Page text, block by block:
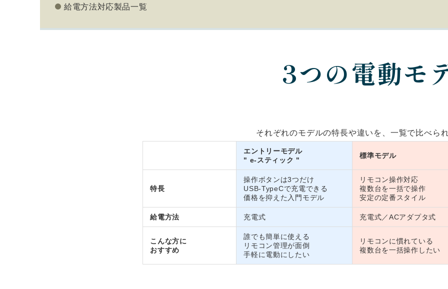
給電方法対応製品一覧
3つの電動モ
それぞれのモデルの特長や違いを、一覧で比べら
エントリーモデル
" e-スティック "
標準モデル
特長
操作ボタンは3つだけ
USB-TypeCで充電できる
価格を抑えた入門モデル
リモコン操作対応
複数台を一括で操作
安定の定番スタイル
給電方法 充電式 充電式／ACアダプタ式
こんな方に
おすすめ
誰でも簡単に使える
リモコン管理が面倒
手軽に電動にしたい
リモコンに慣れている
複数台を一括操作したい